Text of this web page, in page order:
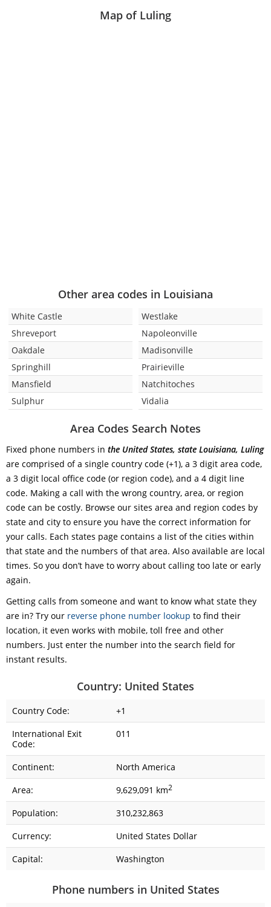
Map of Luling
Other area codes in Louisiana
White Castle
Shreveport
Oakdale
Springhill
Mansfield
Sulphur
Westlake
Napoleonville
Madisonville
Prairieville
Natchitoches
Vidalia
Area Codes Search Notes
Fixed phone numbers in the United States, state Louisiana, Luling
are comprised of a single country code (+1), a 3 digit area code,
a 3 digit local office code (or region code), and a 4 digit line
code. Making a call with the wrong country, area, or region
code can be costly. Browse our sites area and region codes by
state and city to ensure you have the correct information for
your calls. Each states page contains a list of the cities within
that state and the numbers of that area. Also available are local
times. So you don’t have to worry about calling too late or early
again.
Getting calls from someone and want to know what state they
are in? Try our reverse phone number lookup to find their
location, it even works with mobile, toll free and other
numbers. Just enter the number into the search field for
instant results.
Country: United States
Country Code:
+1
International Exit
Code:
011
Continent:
North America
Area:
9,629,091 km2
Population:
310,232,863
Currency:
United States Dollar
Capital:
Washington
Phone numbers in United States